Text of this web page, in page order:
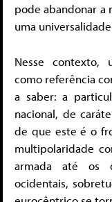
pode abandonar a
uma
Nesse contexto,
como referência
a saber: a
nacional, de
de que este é o
multipolaridade
armada até os
ocidentais,